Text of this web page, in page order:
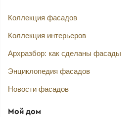
Коллекция фасадов
Коллекция интерьеров
Архразбор: как сделаны фасады
Энциклопедия фасадов
Новости фасадов
Мой дом